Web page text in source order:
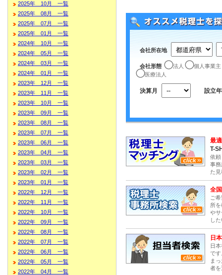
2025年 10月 一覧
2025年 08月 一覧
2025年 07月 一覧
2025年 01月 一覧
2024年 10月 一覧
2024年 05月 一覧
2024年 03月 一覧
2024年 01月 一覧
2023年 12月 一覧
2023年 11月 一覧
2023年 10月 一覧
2023年 09月 一覧
2023年 08月 一覧
2023年 07月 一覧
2023年 06月 一覧
2023年 04月 一覧
2023年 03月 一覧
2023年 02月 一覧
2023年 01月 一覧
2022年 12月 一覧
2022年 11月 一覧
2022年 10月 一覧
2022年 09月 一覧
2022年 08月 一覧
2022年 07月 一覧
2022年 06月 一覧
2022年 05月 一覧
2022年 04月 一覧
会社所在地
会社形態 法人
個人事業主
医療法人
決算月 設立年
最適
T-
依頼
事務
た
全
ご
所
やサ
し
日
日
です
ま
者を